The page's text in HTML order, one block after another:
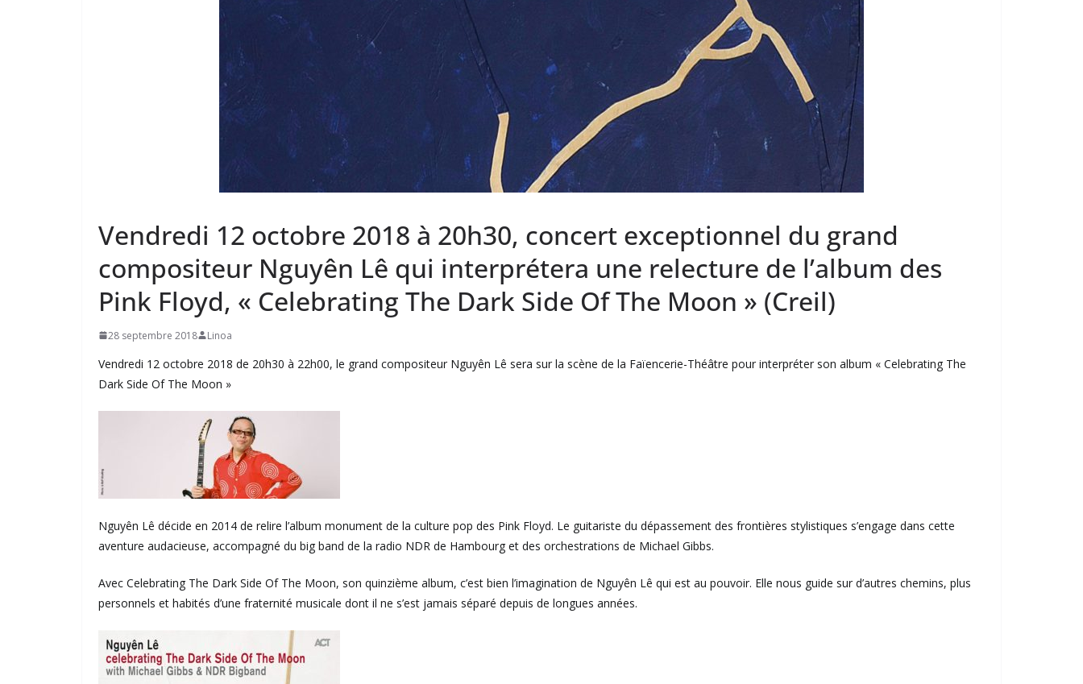
Vendredi 12 octobre 2018 à 20h30, concert exceptionnel du grand
compositeur Nguyên Lê qui interprétera une relecture de l’album des
Pink Floyd, « Celebrating The Dark Side Of The Moon » (Creil)
28 septembre 2018 Linoa
Vendredi 12 octobre 2018 de 20h30 à 22h00, le grand compositeur Nguyên Lê sera sur la scène de la Faïencerie-Théâtre pour interpréter son album « Celebrating The
Dark Side Of The Moon »
Nguyên Lê décide en 2014 de relire l’album monument de la culture pop des Pink Floyd. Le guitariste du dépassement des frontières stylistiques s’engage dans cette
aventure audacieuse, accompagné du big band de la radio NDR de Hambourg et des orchestrations de Michael Gibbs.
Avec Celebrating The Dark Side Of The Moon, son quinzième album, c’est bien l’imagination de Nguyên Lê qui est au pouvoir. Elle nous guide sur d’autres chemins, plus
personnels et habités d’une fraternité musicale dont il ne s’est jamais séparé depuis de longues années.